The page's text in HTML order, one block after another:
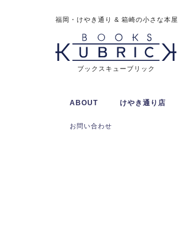
福岡・けやき通り & 箱崎の小さな本屋
ブックスキューブリック
ABOUT けやき通り店
お問い合わせ